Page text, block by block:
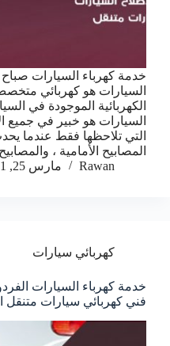
خدمة كهرباء السيارات صباح
السيارات هو كهربائي
الكهربائية الموجودة في
السيارات هو خبير في جميع
التي تلاحظها فقط عندما
المصابيح الأمامية ،
Rawan
مارس 25, 2021
كهربائي سيارات
فني كهربائي سيارات متنقل